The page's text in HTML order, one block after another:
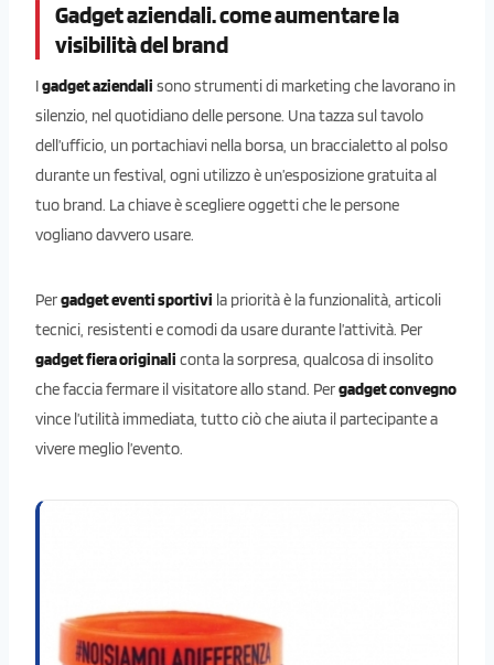
Gadget aziendali. come aumentare la
visibilità del brand
Igadget aziendali sono strumenti di marketing che lavorano in
silenzio, nel quotidiano delle persone. Una tazza sul tavolo
dell’ufficio, un portachiavi nella borsa, un braccialetto al polso
durante un festival, ogni utilizzo è un’esposizione gratuita al
tuo brand. La chiave è scegliere oggetti che le persone
vogliano davvero usare.
Pergadget eventi sportivi la priorità è la funzionalità, articoli
tecnici, resistenti e comodi da usare durante l’attività. Per
gadget fiera originali conta la sorpresa, qualcosa di insolito
che faccia fermare il visitatore allo stand. Pergadget convegno
vince l’utilità immediata, tutto ciò che aiuta il partecipante a
vivere meglio l’evento.